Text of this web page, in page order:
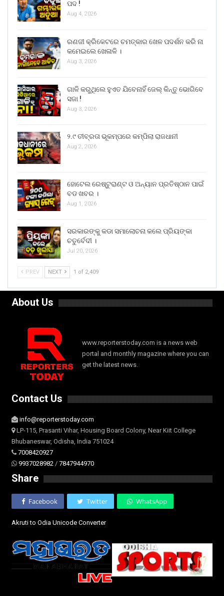
ପଦ !
Aug 4, 2026
ରଣଜୀ କ୍ରିକେଟରେ ଚମତ୍କାର ଖେଳ ପଦର୍ଶନ କରି ନା
କମେଇଲେ ଖେଳାଳି ।
Aug 3, 2026
ଗାଳି କରୁଥିଲେ ହୁଏତ ଯିବେନାହିଁ ଜେଲ୍ କିନ୍ତୁ ଭୋଗିବେ
ସଜା !
Aug 3, 2026
୨.୯ ତୀବ୍ରତା ଭୂକମ୍ପରେ କମ୍ପିଲା ରାଜଧାନୀ
Aug 2, 2026
ହୋଟେଲ ରେଷ୍ଟୁରାଣ୍ଟ ଓ ଅନ୍ୟାନ ପ୍ରତିଷ୍ଠାନ ପାଇଁ
ବଡ ଖବର ।
Aug 1, 2026
ସରକାରଙ୍କୁ କଡା ସମାଲୋଚନା କଲେ ପ୍ରିୟଙ୍କା
ଚତୁର୍ବେଦୀ ।
Jul 20, 2026
PREV NEXT 1 of 2,409
About Us
www.reporterstoday.com is a news web
portal and monthly magazine where you can
get the latest news.
Contact Us
info@reporterstoday.com
LP-115, Prasanti Vihar, Housing Board Colony, Near Kiit College
Bhubaneswar, Odisha, India 751024
7008420927
9937028982 / 7847944970
Share
Facebook Twitter WhatsApp
Akruti to Odia Unicode Converter